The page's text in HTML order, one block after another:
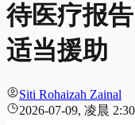
待医疗报
适当援助
Siti Rohaizah Zainal
2026-07-09, 凌晨 2:30